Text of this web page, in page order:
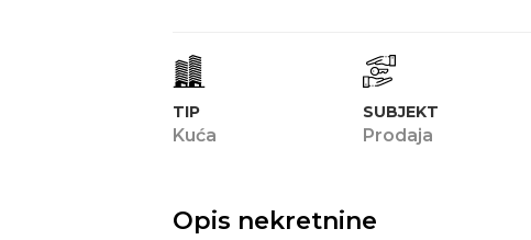
TIP
Kuća
SUBJEKT
Prodaja
Opis nekretnine